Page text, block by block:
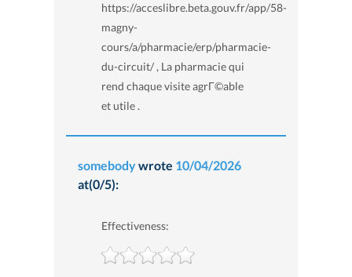
https://acceslibre.beta.gouv.fr/app/58-
magny-
cours/a/pharmacie/erp/pharmacie-
du-circuit/ , La pharmacie qui
rend chaque visite agrГ©able
et utile .
somebodywrote 10/04/2026
at(0/5):
Effectiveness: